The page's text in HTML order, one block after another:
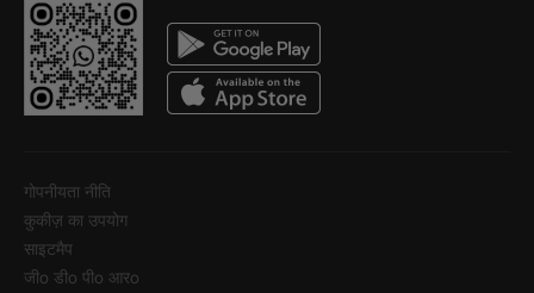
गोपनीयता नीति
कुकीज़ का उपयोग
साइटमैप
जीo डीo पीo आरo